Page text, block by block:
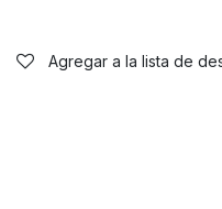
Agregar a la lista de